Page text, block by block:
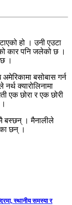
हो । उनी एउटा
कार पनि जलेको छ ।
।
बसोबास गर्न
क्यारोलिनामा
एक छोरा र एक छोरी
बस्छन् । मैनालीले
छन् ।
स्थानीय समस्या र